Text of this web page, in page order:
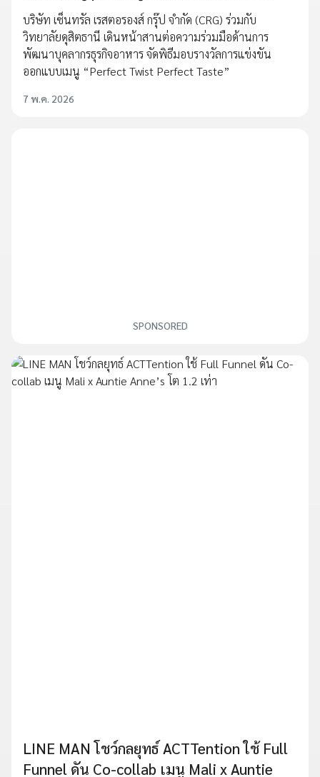
บริษัท เซ็นทรัล เรสตอรองส์ กรุ๊ป จำกัด (CRG) ร่วมกับ
วิทยาลัยดุสิตธานี เดินหน้าสานต่อความร่วมมือด้านการ
พัฒนาบุคลากรธุรกิจอาหาร จัดพิธีมอบรางวัลการแข่งขัน
ออกแบบเมนู “Perfect Twist Perfect Taste”
7 พ.ค. 2026
SPONSORED
LINE MAN โชว์กลยุทธ์ ACTTention ใช้ Full
Funnel ดัน Co-collab เมนู Mali x Auntie